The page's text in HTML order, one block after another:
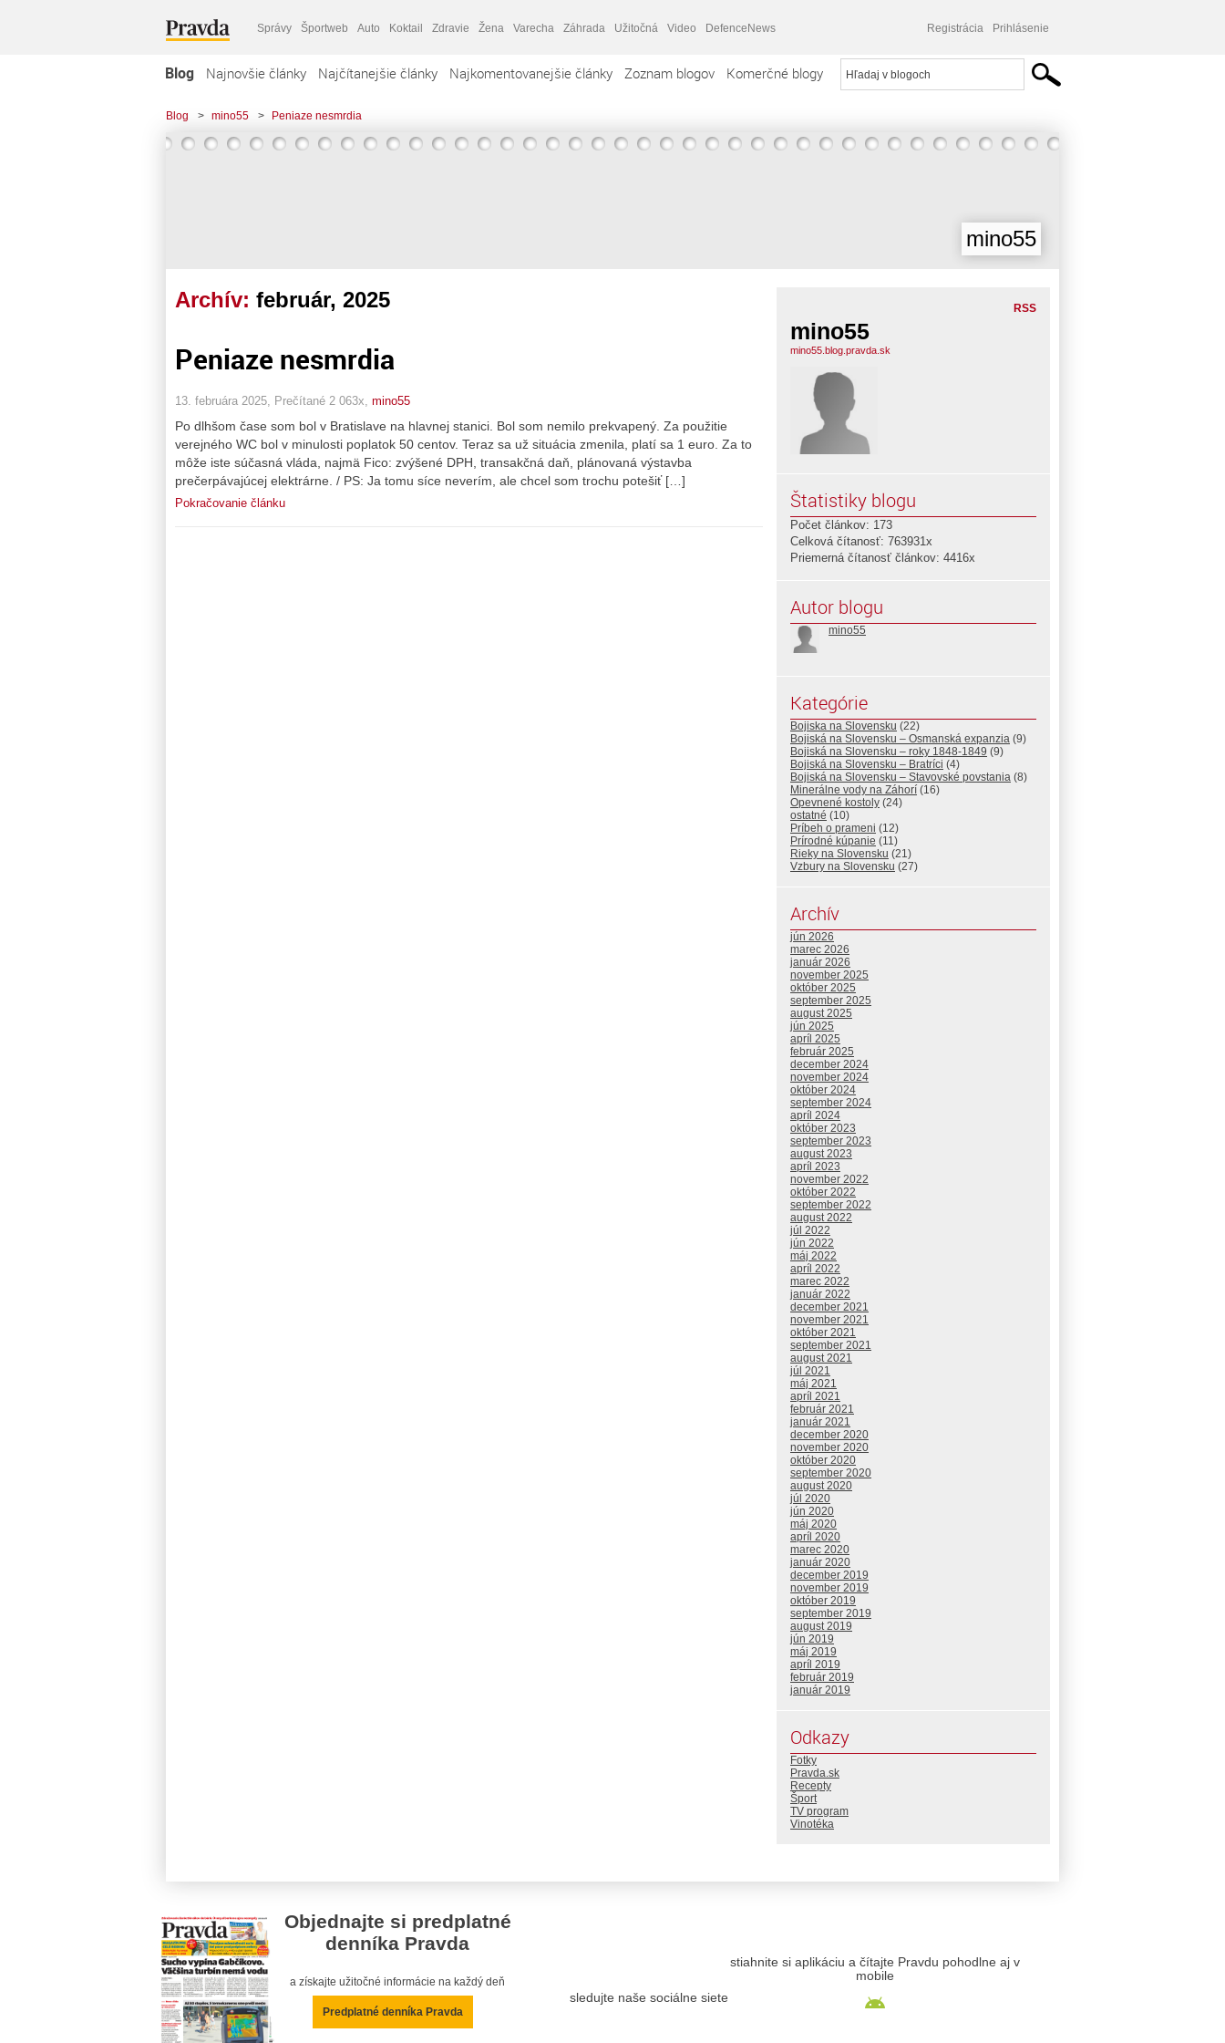
Správy Športweb Auto Koktail Zdravie Žena Varecha Záhrada Užitočná Video DefenceNews Registrácia Prihlásenie
Blog Najnovšie články Najčítanejšie články Najkomentovanejšie články Zoznam blogov Komerčné blogy
Blog > mino55 > Peniaze nesmrdia
mino55
Archív: február, 2025
Peniaze nesmrdia
13. februára 2025, Prečítané 2 063x, mino55
Po dlhšom čase som bol v Bratislave na hlavnej stanici. Bol som nemilo prekvapený. Za použitie
verejného WC bol v minulosti poplatok 50 centov. Teraz sa už situácia zmenila, platí sa 1 euro. Za to
môže iste súčasná vláda, najmä Fico: zvýšené DPH, transakčná daň, plánovaná výstavba
prečerpávajúcej elektrárne. / PS: Ja tomu síce neverím, ale chcel som trochu potešiť […]
Pokračovanie článku
RSS
mino55
mino55.blog.pravda.sk
Štatistiky blogu
Počet článkov: 173
Celková čítanosť: 763931x
Priemerná čítanosť článkov: 4416x
Autor blogu
mino55
Kategórie
Bojiska na Slovensku (22)
Bojiská na Slovensku – Osmanská expanzia (9)
Bojiská na Slovensku – roky 1848-1849 (9)
Bojiská na Slovensku – Bratríci (4)
Bojiská na Slovensku – Stavovské povstania (8)
Minerálne vody na Záhorí (16)
Opevnené kostoly (24)
ostatné (10)
Príbeh o prameni (12)
Prírodné kúpanie (11)
Rieky na Slovensku (21)
Vzbury na Slovensku (27)
Archív
jún 2026
marec 2026
január 2026
november 2025
október 2025
september 2025
august 2025
jún 2025
apríl 2025
február 2025
december 2024
november 2024
október 2024
september 2024
apríl 2024
október 2023
september 2023
august 2023
apríl 2023
november 2022
október 2022
september 2022
august 2022
júl 2022
jún 2022
máj 2022
apríl 2022
marec 2022
január 2022
december 2021
november 2021
október 2021
september 2021
august 2021
júl 2021
máj 2021
apríl 2021
február 2021
január 2021
december 2020
november 2020
október 2020
september 2020
august 2020
júl 2020
jún 2020
máj 2020
apríl 2020
marec 2020
január 2020
december 2019
november 2019
október 2019
september 2019
august 2019
jún 2019
máj 2019
apríl 2019
február 2019
január 2019
Odkazy
Fotky
Pravda.sk
Recepty
Šport
TV program
Vinotéka
Objednajte si predplatné
denníka Pravda
a získajte užitočné informácie na každý deň
Predplatné denníka Pravda
sledujte naše sociálne siete
stiahnite si aplikáciu a čítajte Pravdu pohodlne aj v
mobile